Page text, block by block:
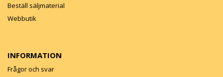
Beställ säljmaterial
Webbutik
INFORMATION
Frågor och svar